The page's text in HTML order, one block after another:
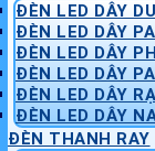
ĐÈN LED DÂY
ĐÈN LED DÂY
ĐÈN LED DÂY
ĐÈN LED DÂY
ĐÈN LED DÂY
ĐÈN LED DÂY
ĐÈN THANH RAY